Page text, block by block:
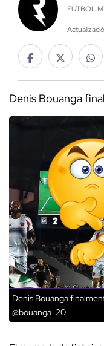
FUTBOL
Denis Bouanga
Denis Bouanga
@bouanga_20